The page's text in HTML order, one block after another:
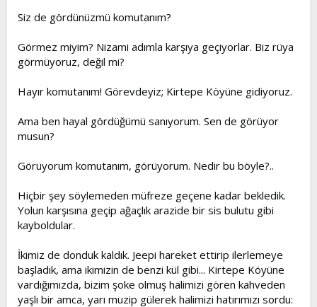
Siz de gördünüzmü komutanım?
Görmez miyim? Nizami adımla karşıya geçiyorlar. Biz rüya
görmüyoruz, değil mi?
Hayır komutanım! Görevdeyiz; Kirtepe Köyüne gidiyoruz.
Ama ben hayal gördüğümü sanıyorum. Sen de görüyor
musun?
Görüyorum komutanım, görüyorum. Nedir bu böyle?..
Hiçbir şey söylemeden müfreze geçene kadar bekledik.
Yolun karşısına geçip ağaçlık arazide bir sis bulutu gibi
kayboldular.
İkimiz de donduk kaldık. Jeepi hareket ettirip ilerlemeye
başladık, ama ikimizin de benzi kül gibi... Kirtepe Köyüne
vardığımızda, bizim şoke olmuş halimizi gören kahveden
yaşlı bir amca, yarı muzip gülerek halimizi hatırımızı sordu: